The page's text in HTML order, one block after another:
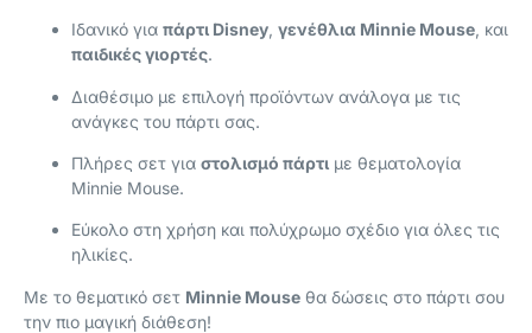
Ιδανικό για πάρτι Disney γενέθλια Minnie Mouse , και
παιδικές γιορτές.
Διαθέσιμο με επιλογή προϊόντων ανάλογα με τις
ανάγκες του πάρτι σας.
Πλήρες σετ για στολισμό πάρτι με θεματολογία
Minnie Mouse.
Εύκολο στη χρήση και πολύχρωμο σχέδιο για όλες τις
ηλικίες.
Με το θεματικό σετ Minnie Mouse θα δώσεις στο πάρτι σου
την πιο μαγική διάθεση!